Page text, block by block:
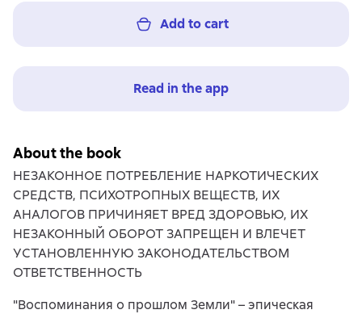
Add to cart
Read in the app
About the book
НЕЗАКОННОЕ ПОТРЕБЛЕНИЕ НАРКОТИЧЕСКИХ
СРЕДСТВ, ПСИХОТРОПНЫХ ВЕЩЕСТВ, ИХ
АНАЛОГОВ ПРИЧИНЯЕТ ВРЕД ЗДОРОВЬЮ, ИХ
НЕЗАКОННЫЙ ОБОРОТ ЗАПРЕЩЕН И ВЛЕЧЕТ
УСТАНОВЛЕННУЮ ЗАКОНОДАТЕЛЬСТВОМ
ОТВЕТСТВЕННОСТЬ
"Воспоминания о прошлом Земли" – эпическая